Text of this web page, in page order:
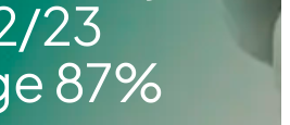
23
87%